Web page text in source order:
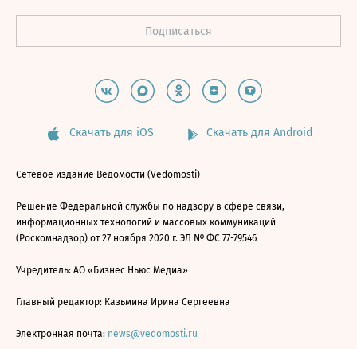
Скачать для iOS Скачать для Android
Сетевое издание Ведомости (Vedomosti)
Решение Федеральной службы по надзору в сфере связи,
информационных технологий и массовых коммуникаций
(Роскомнадзор) от 27 ноября 2020 г. ЭЛ № ФС 77-79546
Учредитель: АО «Бизнес Ньюс Медиа»
Главный редактор: Казьмина Ирина Сергеевна
Электронная почта: news@vedomosti.ru